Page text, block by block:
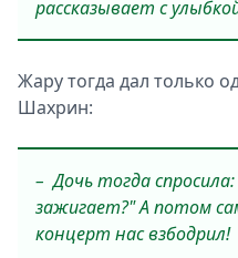
рассказывает с
Жару тогда дал только
Шахрин:
– Дочь тогда
зажигает?" А потом
концерт нас взбодрил!